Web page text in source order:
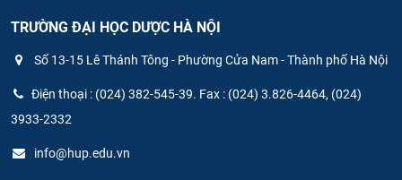
TRƯỜNG ĐẠI HỌC DƯỢC HÀ NỘI
Số 13-15 Lê Thánh Tông - Phường Cửa Nam - Thành phố Hà Nội
Điện thoại : (024) 382-545-39. Fax : (024) 3.826-4464, (024)
3933-2332
info@hup.edu.vn